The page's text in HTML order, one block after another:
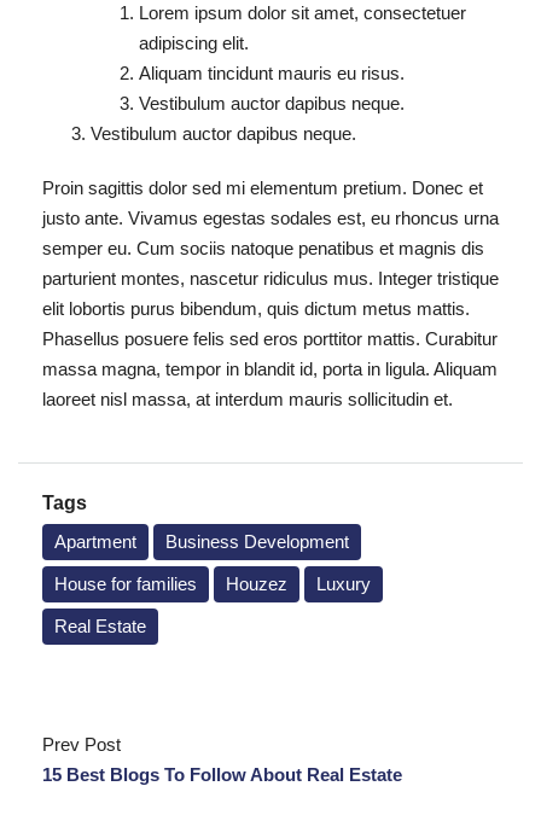
Lorem ipsum dolor sit amet, consectetuer
adipiscing elit.
Aliquam tincidunt mauris eu risus.
Vestibulum auctor dapibus neque.
Vestibulum auctor dapibus neque.
Proin sagittis dolor sed mi elementum pretium. Donec et
justo ante. Vivamus egestas sodales est, eu rhoncus urna
semper eu. Cum sociis natoque penatibus et magnis dis
parturient montes, nascetur ridiculus mus. Integer tristique
elit lobortis purus bibendum, quis dictum metus mattis.
Phasellus posuere felis sed eros porttitor mattis. Curabitur
massa magna, tempor in blandit id, porta in ligula. Aliquam
laoreet nisl massa, at interdum mauris sollicitudin et.
Tags
Apartment
Business Development
House for families Houzez Luxury
Real Estate
Prev Post
15 Best Blogs To Follow About Real Estate